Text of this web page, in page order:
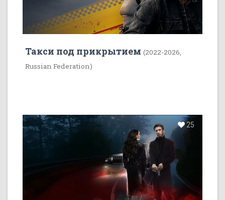
Такси под прикрытием (2022-2026,
Russian Federation)
25